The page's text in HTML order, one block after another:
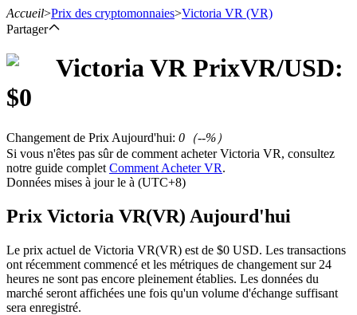
Contrats à terme
Futures USDT
Futures utilisant l'USDT comme garantie
Accueil>Prix des cryptomonnaies>Victoria VR (VR)
Partager
Victoria VR PrixVR/USD:
$0
Changement de Prix Aujourd'hui: 0 （--%）
Si vous n'êtes pas sûr de comment acheter Victoria VR, consultez
notre guide complet Comment Acheter VR.
Données mises à jour le à (UTC+8)
Prix Victoria VR(VR) Aujourd'hui
Le prix actuel de Victoria VR(VR) est de $0 USD. Les transactions
ont récemment commencé et les métriques de changement sur 24
heures ne sont pas encore pleinement établies. Les données du
marché seront affichées une fois qu'un volume d'échange suffisant
sera enregistré.